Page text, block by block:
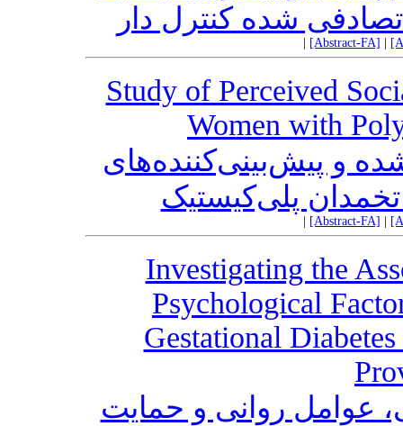
[Abstract-FA]
Study of Perceived
Women with
و پیش‌بینی‌کننده‌های
تخمدان پلی‌کیستیک
[Abstract-FA]
Investigating the
Psychological
Gestational
عوامل روانی و حمایت